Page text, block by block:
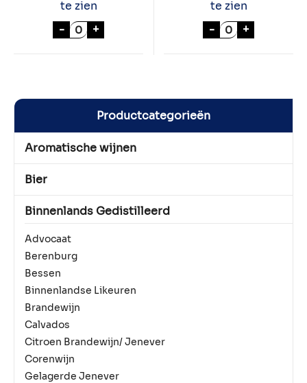
te zien
- MILLSTONE PEATED RIVESALTES 6
+
te zien
- MILLSTONE
+
Productcategorieën
Aromatische wijnen
Bier
Binnenlands Gedistilleerd
Advocaat
Berenburg
Bessen
Binnenlandse Likeuren
Brandewijn
Calvados
Citroen Brandewijn/ Jenever
Corenwijn
Gelagerde Jenever